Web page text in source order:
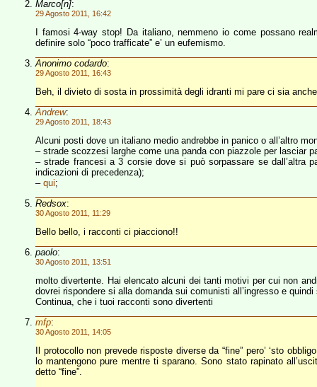
Marco[n]:
29 Agosto 2011, 16:42
I famosi 4-way stop! Da italiano, nemmeno io come possano
definire solo “poco trafficate” e’ un eufemismo.
Anonimo codardo:
29 Agosto 2011, 16:43
Beh, il divieto di sosta in prossimità degli idranti mi pare ci sia
Andrew:
29 Agosto 2011, 18:43
Alcuni posti dove un italiano medio andrebbe in panico o all’altro
– strade scozzesi larghe come una panda con piazzole per lasciar
– strade francesi a 3 corsie dove si può sorpassare se dall’altra
indicazioni di precedenza);
– qui;
Redsox:
30 Agosto 2011, 11:29
Bello bello, i racconti ci piacciono!!
paolo:
30 Agosto 2011, 13:51
molto divertente. Hai elencato alcuni dei tanti motivi per cui non
dovrei rispondere si alla domanda sui comunisti all’ingresso e
Continua, che i tuoi racconti sono divertenti
mfp:
30 Agosto 2011, 14:05
Il protocollo non prevede risposte diverse da “fine” pero’ ‘sto
lo mantengono pure mentre ti sparano. Sono stato rapinato
detto “fine”.